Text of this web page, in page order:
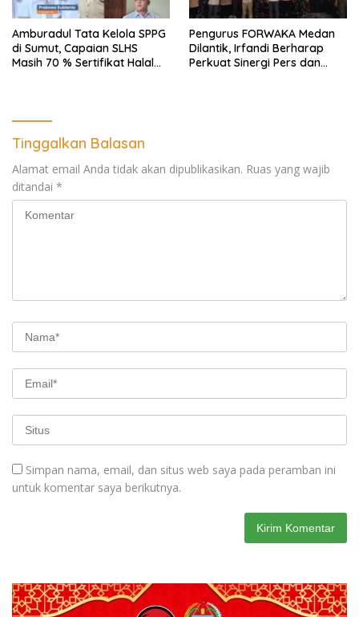
Amburadul Tata Kelola SPPG
di Sumut, Capaian SLHS
Masih 70 % Sertifikat Halal
Pemantau dan Pengawas
MBG
Pengurus FORWAKA Medan
Dilantik, Irfandi Berharap
Perkuat Sinergi Pers dan
Tinggalkan Balasan
Alamat email Anda tidak akan dipublikasikan. Ruas yang wajib
ditandai *
Simpan nama, email, dan situs web saya pada peramban ini
untuk komentar saya berikutnya.